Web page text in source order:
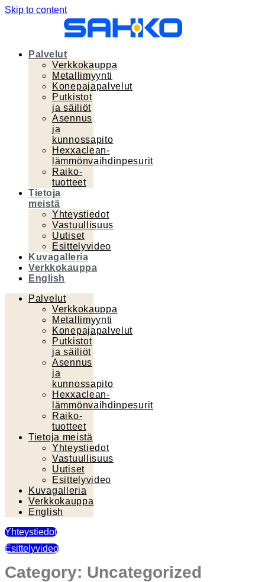
Skip to content
Palvelut
Verkkokauppa
Metallimyynti
Konepajapalvelut
Putkistot
ja säiliöt
Asennus
ja
kunnossapito
Hexxaclean-
lämmönvaihdinpesurit
Raiko-
tuotteet
Tietoja
meistä
Yhteystiedot
Vastuullisuus
Uutiset
Esittelyvideo
Kuvagalleria
Verkkokauppa
English
Palvelut
Verkkokauppa
Metallimyynti
Konepajapalvelut
Putkistot
ja säiliöt
Asennus
ja
kunnossapito
Hexxaclean-
lämmönvaihdinpesurit
Raiko-
tuotteet
Tietoja meistä
Yhteystiedot
Vastuullisuus
Uutiset
Esittelyvideo
Kuvagalleria
Verkkokauppa
English
Yhteystiedot
Esittelyvideo
Category: Uncategorized